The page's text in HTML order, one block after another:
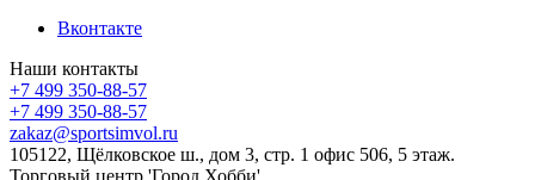
Вконтакте
Наши контакты
+7 499 350-88-57
+7 499 350-88-57
zakaz@sportsimvol.ru
105122, Щёлковское ш., дом 3, стр. 1 офис 506, 5 этаж.